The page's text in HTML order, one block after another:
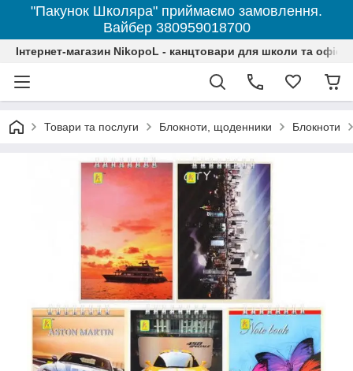
"Пакунок Школяра" приймаємо замовлення.
Вайбер 380959018700
Інтернет-магазин NikopoL - канцтовари для школи та офісу
Товари та послуги Блокноти, щоденники Блокноти